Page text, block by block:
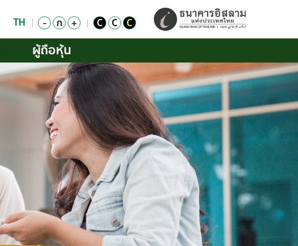
TH - ก + C C C
ผู้ถือหุ้น